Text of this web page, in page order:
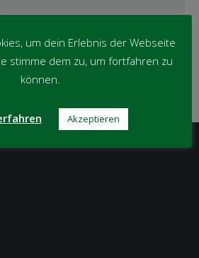
um dein Erlebnis der Webseite
stimme dem zu, um fortfahren zu
können.
Akzeptieren